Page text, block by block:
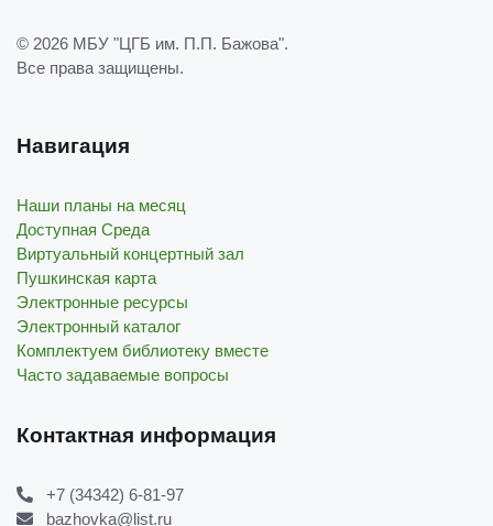
© 2026 МБУ "ЦГБ им. П.П. Бажова".
Все права защищены.
Навигация
Наши планы на месяц
Доступная Среда
Виртуальный концертный зал
Пушкинская карта
Электронные ресурсы
Электронный каталог
Комплектуем библиотеку вместе
Часто задаваемые вопросы
Контактная информация
+7 (34342) 6-81-97
bazhovka@list.ru